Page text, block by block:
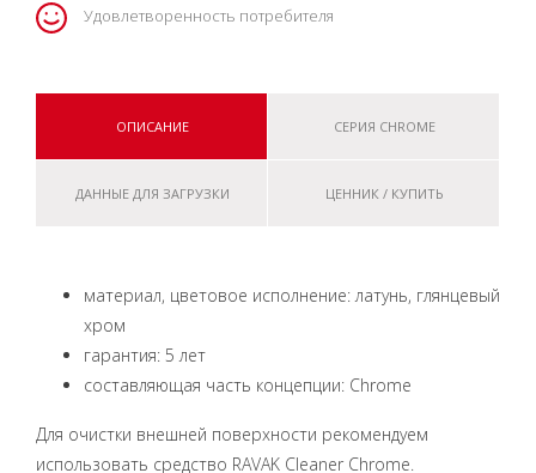
Удовлетворенность потребителя
ОПИСАНИЕ СЕРИЯ CHROME
ДАННЫЕ ДЛЯ ЗАГРУЗКИ ЦЕННИК / КУПИТЬ
материал, цветовое исполнение: латунь, глянцевый
хром
гарантия: 5 лет
составляющая часть концепции: Chrome
Для очистки внешней поверхности рекомендуем
использовать средство RAVAK Cleaner Chrome.